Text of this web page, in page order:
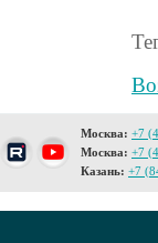
Москва: +7
Москва: +7
Казань: +7